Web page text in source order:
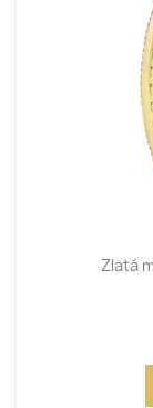
Zlatá